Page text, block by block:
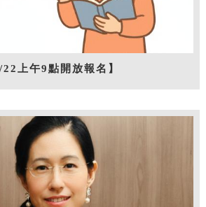
上午9點開放報名】